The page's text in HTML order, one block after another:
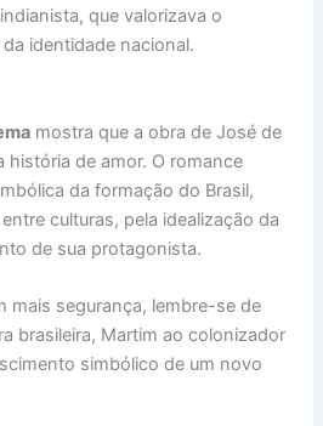
que valorizava o
identidade nacional.
mostra que a obra de José de
história de amor. O romance
da formação do Brasil,
culturas, pela idealização da
de sua protagonista.
mais segurança, lembre-se de
brasileira, Martim ao colonizador
simbólico de um novo